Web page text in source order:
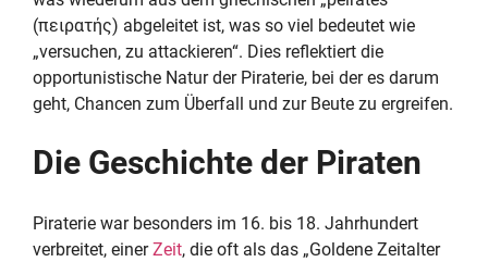
(πειρατής) abgeleitet ist, was so viel bedeutet wie
„versuchen, zu attackieren“. Dies reflektiert die
opportunistische Natur der Piraterie, bei der es darum
geht, Chancen zum Überfall und zur Beute zu ergreifen.
Die Geschichte der Piraten
Piraterie war besonders im 16. bis 18. Jahrhundert
verbreitet, einerZeit, die oft als das „Goldene Zeitalter